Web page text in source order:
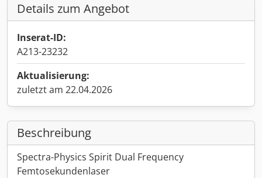
Details zum Angebot
Inserat-ID:
A213-23232
Aktualisierung:
zuletzt am 22.04.2026
Beschreibung
Spectra-Physics Spirit Dual Frequency
Femtosekundenlaser